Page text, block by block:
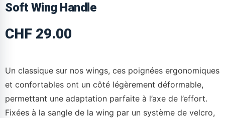
Soft Wing Handle
CHF 29.00
Un classique sur nos wings, ces poignées ergonomiques
et confortables ont un côté légèrement déformable,
permettant une adaptation parfaite à l’axe de l’effort.
Fixées à la sangle de la wing par un système de velcro,